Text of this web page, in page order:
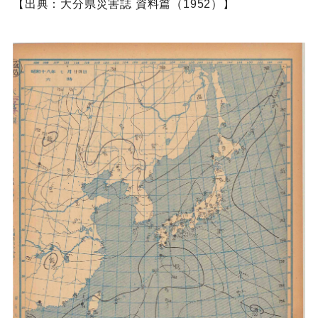
【出典：大分県災害誌 資料篇（1952）】